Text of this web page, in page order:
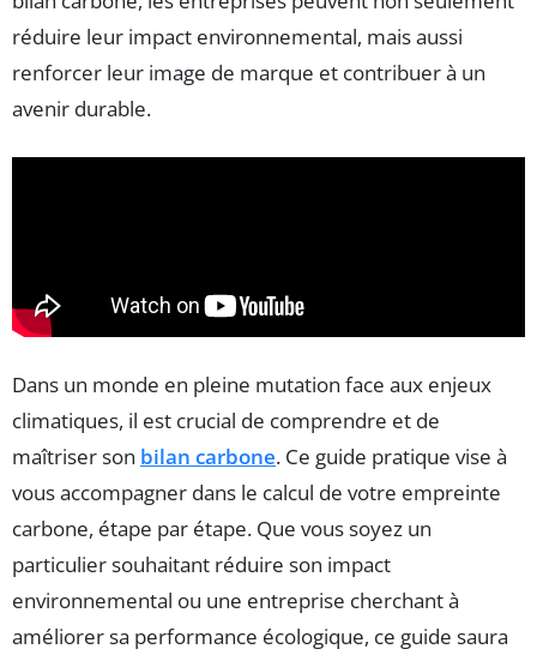
réduire leur impact environnemental, mais aussi
renforcer leur image de marque et contribuer à un
avenir durable.
Dans un monde en pleine mutation face aux enjeux
climatiques, il est crucial de comprendre et de
maîtriser son bilan carbone. Ce guide pratique vise à
vous accompagner dans le calcul de votre empreinte
carbone, étape par étape. Que vous soyez un
particulier souhaitant réduire son impact
environnemental ou une entreprise cherchant à
améliorer sa performance écologique, ce guide saura